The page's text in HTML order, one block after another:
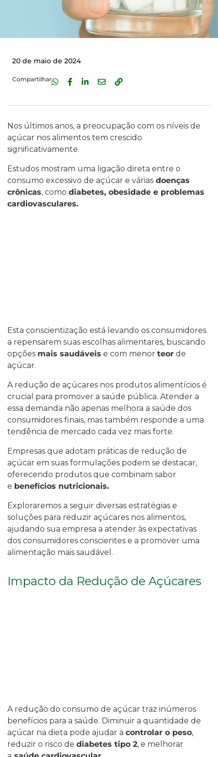
20 de maio de 2024
Compartilhar
Nos últimos anos, a preocupação com os níveis de
açúcar nos alimentos tem crescido
significativamente.
Estudos mostram uma ligação direta entre o
consumo excessivo de açúcar e várias doenças
crônicas, como diabetes, obesidade e problemas
cardiovasculares.
Esta conscientização está levando os consumidores
a repensarem suas escolhas alimentares, buscando
opções mais saudáveis e com menor teor de
açúcar.
A redução de açúcares nos produtos alimentícios é
crucial para promover a saúde pública. Atender a
essa demanda não apenas melhora a saúde dos
consumidores finais, mas também responde a uma
tendência de mercado cada vez mais forte.
Empresas que adotam práticas de redução de
açúcar em suas formulações podem se destacar,
oferecendo produtos que combinam sabor
e benefícios nutricionais.
Exploraremos a seguir diversas estratégias e
soluções para reduzir açúcares nos alimentos,
ajudando sua empresa a atender às expectativas
dos consumidores conscientes e a promover uma
alimentação mais saudável.
Impacto da Redução de Açúcares
A redução do consumo de açúcar traz inúmeros
benefícios para a saúde. Diminuir a quantidade de
açúcar na dieta pode ajudar a controlar o peso,
reduzir o risco de diabetes tipo 2, e melhorar